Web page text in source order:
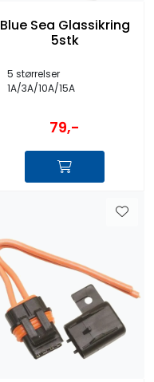
Blue Sea Glassikring
5stk
5 størrelser
1A/3A/10A/15A
79,-